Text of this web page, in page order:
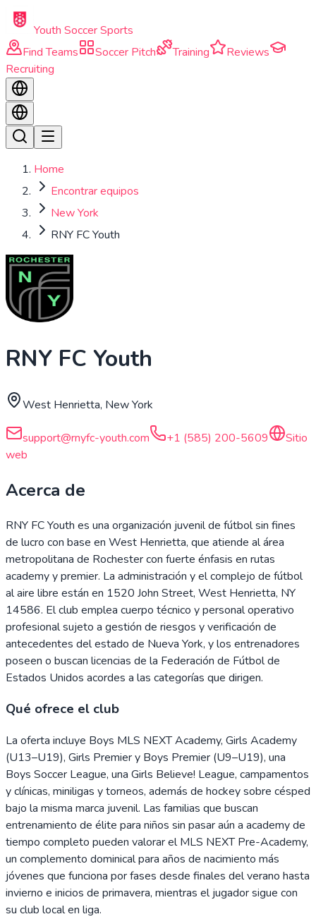
Skip to main content
Youth Soccer Sports
Find Teams
Soccer Pitch Training
Reviews
Recruiting
Home
Encontrar equipos
New York
RNY FC Youth
RNY FC Youth
West Henrietta, New York
support@rnyfc-youth.com +1 (585) 200-5609
Sitio
web
Acerca de
RNY FC Youth es una organización juvenil de fútbol sin fines
de lucro con base en West Henrietta, que atiende al área
metropolitana de Rochester con fuerte énfasis en rutas
academy y premier. La administración y el complejo de fútbol
al aire libre están en 1520 John Street, West Henrietta, NY
14586. El club emplea cuerpo técnico y personal operativo
profesional sujeto a gestión de riesgos y verificación de
antecedentes del estado de Nueva York, y los entrenadores
poseen o buscan licencias de la Federación de Fútbol de
Estados Unidos acordes a las categorías que dirigen.
Qué ofrece el club
La oferta incluye Boys MLS NEXT Academy, Girls Academy
(U13–U19), Girls Premier y Boys Premier (U9–U19), una
Boys Soccer League, una Girls Believe! League, campamentos
y clínicas, miniligas y torneos, además de hockey sobre césped
bajo la misma marca juvenil. Las familias que buscan
entrenamiento de élite para niños sin pasar aún a academy de
tiempo completo pueden valorar el MLS NEXT Pre-Academy,
un complemento dominical para años de nacimiento más
jóvenes que funciona por fases desde finales del verano hasta
invierno e inicios de primavera, mientras el jugador sigue con
su club local en liga.